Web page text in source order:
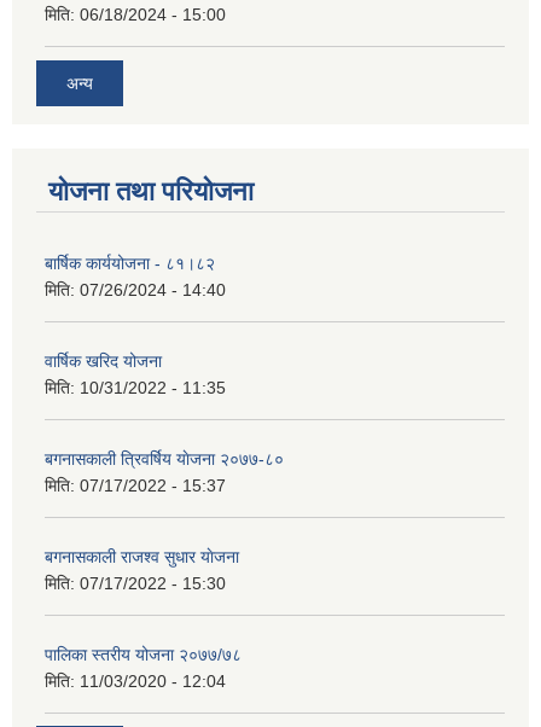
मिति: 06/18/2024 - 15:00
अन्य
योजना तथा परियोजना
बार्षिक कार्ययोजना - ८१।८२
मिति: 07/26/2024 - 14:40
वार्षिक खरिद योजना
मिति: 10/31/2022 - 11:35
बगनासकाली त्रिवर्षिय याेजना २०७७-८०
मिति: 07/17/2022 - 15:37
बगनासकाली राजश्व सुधार याेजना
मिति: 07/17/2022 - 15:30
पालिका स्तरीय योजना २०७७/७८
मिति: 11/03/2020 - 12:04